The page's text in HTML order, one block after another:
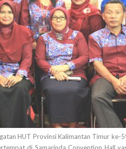
HUT Provinsi Kalimantan Timur ke-